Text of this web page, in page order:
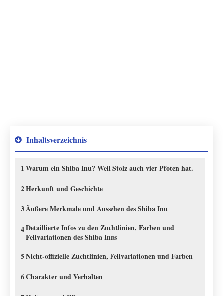
Inhaltsverzeichnis
1Warum ein Shiba Inu? Weil Stolz auch vier Pfoten hat.
2Herkunft und Geschichte
3Äußere Merkmale und Aussehen des Shiba Inu
4Detaillierte Infos zu den Zuchtlinien, Farben und
Fellvariationen des Shiba Inus
5Nicht-offizielle Zuchtlinien, Fellvariationen und Farben
6Charakter und Verhalten